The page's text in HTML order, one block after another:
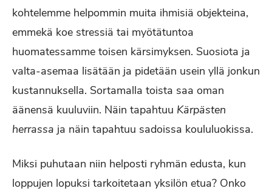
kohtelemme helpommin muita ihmisiä objekteina,
emmekä koe stressiä tai myötätuntoa
huomatessamme toisen kärsimyksen. Suosiota ja
valta-asemaa lisätään ja pidetään usein yllä jonkun
kustannuksella. Sortamalla toista saa oman
äänensä kuuluviin. Näin tapahtuu Kärpästen
herrassa ja näin tapahtuu sadoissa koululuokissa.
Miksi puhutaan niin helposti ryhmän edusta, kun
loppujen lopuksi tarkoitetaan yksilön etua? Onko